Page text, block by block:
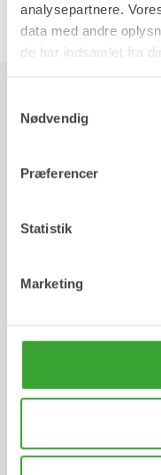
analysepartnere.
data med andre
de har indsamlet fra
Nødvendig
Præferencer
Statistik
Marketing
Tilbage
Nordic Consumer
Frydenlundsvej 30, 2950
Webbproduktion: